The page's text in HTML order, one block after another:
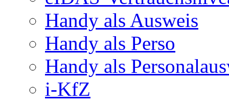
Handy als Ausweis
Handy als Perso
Handy als
i-KfZ